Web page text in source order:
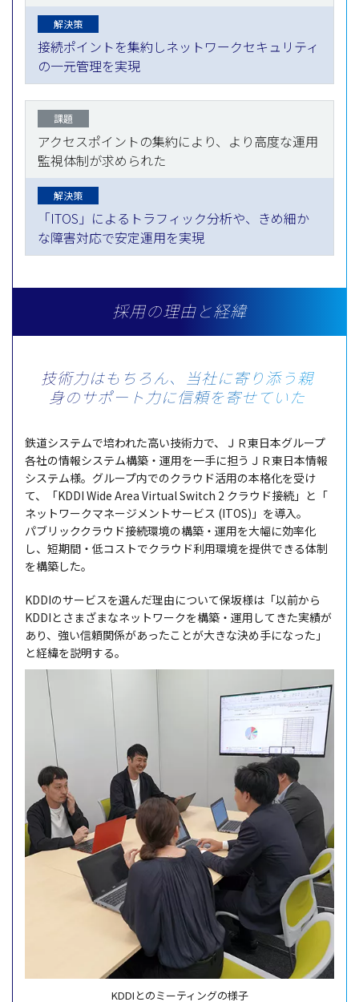
解決策
接続ポイントを集約しネットワークセキュリティ
の一元管理を実現
課題
アクセスポイントの集約により、より高度な運用
監視体制が求められた
解決策
「ITOS」によるトラフィック分析や、きめ細か
な障害対応で安定運用を実現
採用の理由と経緯
技術力はもちろん、当社に寄り添う親
身のサポート力に信頼を寄せていた
KDDIとのミーティングの様子
鉄道システムで培われた高い技術力で、ＪＲ東日本グループ
各社の情報システム構築 ・ 運用を一手に担うＪＲ東日本情報
システム様。 グループ内でのクラウド活用の本格化を受け
て、「KDDI Wide Area Virtual Switch 2 クラウド接続」と「
ネットワークマネージメントサービス (ITOS)」を導入。
パブリッククラウド接続環境の構築 ・ 運用を大幅に効率化
し、 短期間 ・低コストでクラウド利用環境を提供できる体制
を構築した。
KDDIのサービスを選んだ理由について保坂様は「以前から
KDDIとさまざまなネットワークを構築 ・ 運用 してきた実績が
あり、強い信頼関係があったことが大きな決め手になった」
と経緯を説明する。